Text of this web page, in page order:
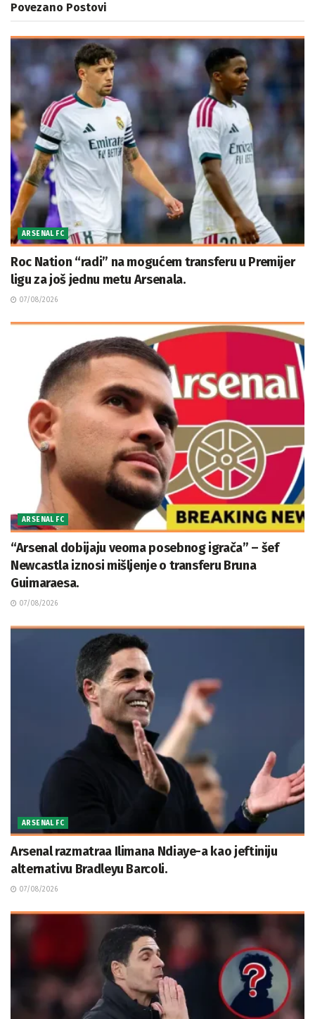
Povezano Postovi
ARSENAL FC
Roc Nation “radi” na mogućem transferu u Premijer
ligu za još jednu metu Arsenala.
07/08/2026
ARSENAL FC
“Arsenal dobijaju veoma posebnog igrača” – šef
Newcastla iznosi mišljenje o transferu Bruna
Guimaraesa.
07/08/2026
ARSENAL FC
Arsenal razmatraa Ilimana Ndiaye-a kao jeftiniju
alternativu Bradleyu Barcoli.
07/08/2026